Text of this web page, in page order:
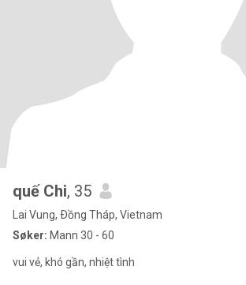
quế Chi, 35
Lai Vung, Ðồng Tháp, Vietnam
Søker: Mann 30 - 60
vui vẻ, khó gần, nhiệt tình